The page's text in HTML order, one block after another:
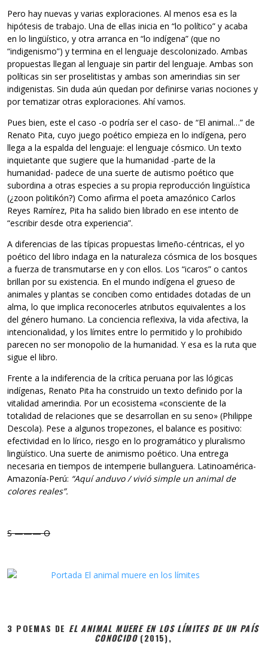
Pero hay nuevas y varias exploraciones. Al menos esa es la
hipótesis de trabajo. Una de ellas inicia en “lo político” y acaba
en lo lingüístico, y otra arranca en “lo indígena” (que no
“indigenismo”) y termina en el lenguaje descolonizado. Ambas
propuestas llegan al lenguaje sin partir del lenguaje. Ambas son
políticas sin ser proselitistas y ambas son amerindias sin ser
indigenistas. Sin duda aún quedan por definirse varias nociones y
por tematizar otras exploraciones. Ahí vamos.
Pues bien, este el caso -o podría ser el caso- de “El animal…” de
Renato Pita, cuyo juego poético empieza en lo indígena, pero
llega a la espalda del lenguaje: el lenguaje cósmico. Un texto
inquietante que sugiere que la humanidad -parte de la
humanidad- padece de una suerte de autismo poético que
subordina a otras especies a su propia reproducción lingüística
(¿zoon politikón?) Como afirma el poeta amazónico Carlos
Reyes Ramírez, Pita ha salido bien librado en ese intento de
“escribir desde otra experiencia”.
A diferencias de las típicas propuestas limeño-céntricas, el yo
poético del libro indaga en la naturaleza cósmica de los bosques
a fuerza de transmutarse en y con ellos. Los “icaros” o cantos
brillan por su existencia. En el mundo indígena el grueso de
animales y plantas se conciben como entidades dotadas de un
alma, lo que implica reconocerles atributos equivalentes a los
del género humano. La conciencia reflexiva, la vida afectiva, la
intencionalidad, y los límites entre lo permitido y lo prohibido
parecen no ser monopolio de la humanidad. Y esa es la ruta que
sigue el libro.
Frente a la indiferencia de la crítica peruana por las lógicas
indígenas, Renato Pita ha construido un texto definido por la
vitalidad amerindia. Por un ecosistema «consciente de la
totalidad de relaciones que se desarrollan en su seno» (Philippe
Descola). Pese a algunos tropezones, el balance es positivo:
efectividad en lo lírico, riesgo en lo programático y pluralismo
lingüístico. Una suerte de animismo poético. Una entrega
necesaria en tiempos de intemperie bullanguera. Latinoamérica-
Amazonía-Perú: “Aquí anduvo / vivió simple un animal de
colores reales”.
S ——— O
3 POEMAS DE EL ANIMAL MUERE EN LOS LÍMITES DE UN PAÍS
CONOCIDO (2015),